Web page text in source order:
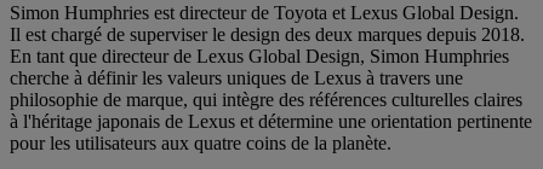
Simon Humphries est directeur de Toyota et Lexus Global Design.
Il est chargé de superviser le design des deux marques depuis 2018.
En tant que directeur de Lexus Global Design, Simon Humphries
cherche à définir les valeurs uniques de Lexus à travers une
philosophie de marque, qui intègre des références culturelles claires
à l'héritage japonais de Lexus et détermine une orientation pertinente
pour les utilisateurs aux quatre coins de la planète.